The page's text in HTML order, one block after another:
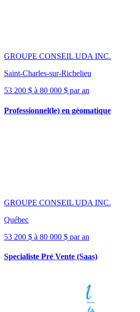
GROUPE CONSEIL UDA INC.
Saint-Charles-sur-Richelieu
53 200 $ à 80 000 $ par an
Professionnel(le) en géomatique
GROUPE CONSEIL UDA INC.
Québec
53 200 $ à 80 000 $ par an
Specialiste Pré Vente (Saas)